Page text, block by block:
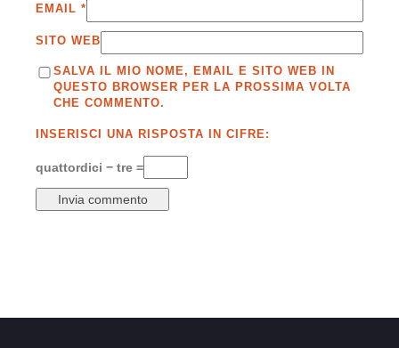
EMAIL *
SITO WEB
SALVA IL MIO NOME, EMAIL E SITO WEB IN
QUESTO BROWSER PER LA PROSSIMA VOLTA
CHE COMMENTO.
INSERISCI UNA RISPOSTA IN CIFRE:
quattordici − tre =